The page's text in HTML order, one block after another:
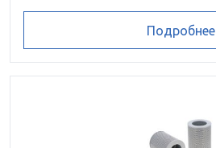
Подробнее